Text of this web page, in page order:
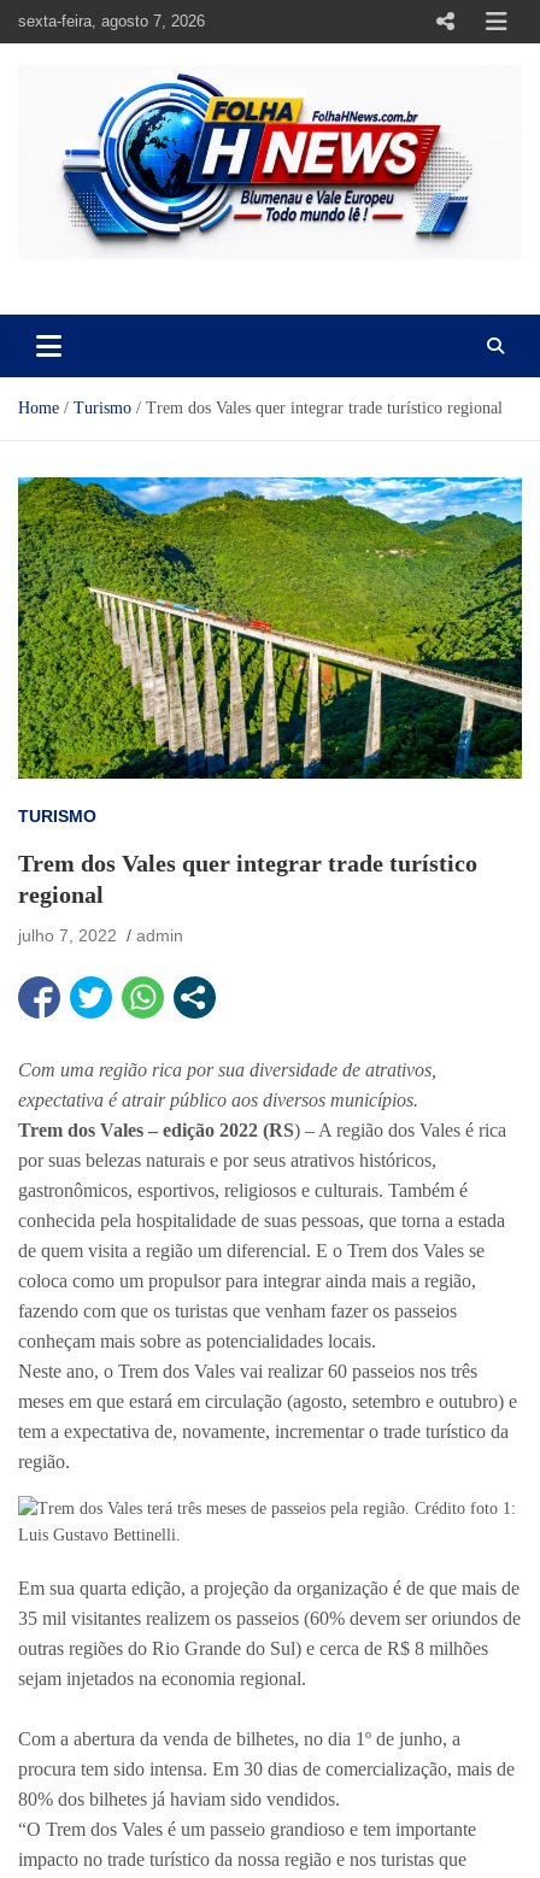
sexta-feira, agosto 7, 2026
Home Turismo Trem dos Vales quer integrar trade turístico regional
TURISMO
Trem dos Vales quer integrar trade turístico
regional
julho 7, 2022 admin
Com uma região rica por sua diversidade de atrativos,
expectativa é atrair público aos diversos municípios.
Trem dos Vales – edição 2022 (RS) – A região dos Vales é rica
por suas belezas naturais e por seus atrativos históricos,
gastronômicos, esportivos, religiosos e culturais. Também é
conhecida pela hospitalidade de suas pessoas, que torna a estada
de quem visita a região um diferencial. E o Trem dos Vales se
coloca como um propulsor para integrar ainda mais a região,
fazendo com que os turistas que venham fazer os passeios
conheçam mais sobre as potencialidades locais.
Neste ano, o Trem dos Vales vai realizar 60 passeios nos três
meses em que estará em circulação (agosto, setembro e outubro) e
tem a expectativa de, novamente, incrementar o trade turístico da
região.
Em sua quarta edição, a projeção da organização é de que mais de
35 mil visitantes realizem os passeios (60% devem ser oriundos de
outras regiões do Rio Grande do Sul) e cerca de R$ 8 milhões
sejam injetados na economia regional.
Com a abertura da venda de bilhetes, no dia 1º de junho, a
procura tem sido intensa. Em 30 dias de comercialização, mais de
80% dos bilhetes já haviam sido vendidos.
“O Trem dos Vales é um passeio grandioso e tem importante
impacto no trade turístico da nossa região e nos turistas que